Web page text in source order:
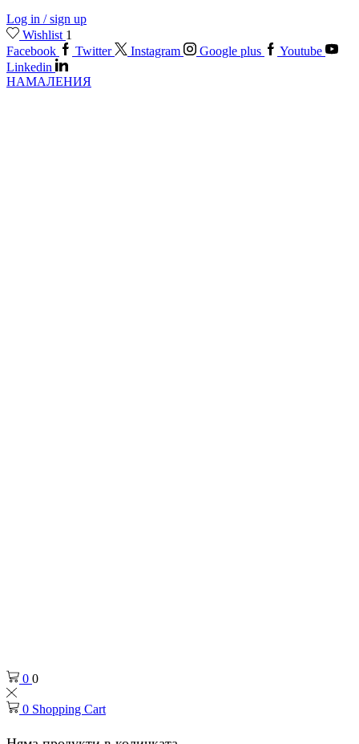
Log in / sign up
Wishlist 1
Facebook
Twitter Instagram Google plus
Youtube
Linkedin
НАМАЛЕНИЯ
0 0
0 Shopping Cart